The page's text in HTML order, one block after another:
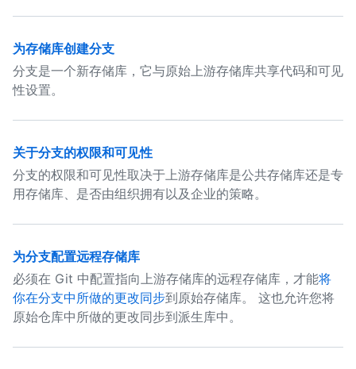
为存储库创建分支
分支是一个新存储库，它与原始上游存储库共享代码和可见
性设置。
关于分支的权限和可见性
分支的权限和可见性取决于上游存储库是公共存储库还是专
用存储库、是否由组织拥有以及企业的策略。
为分支配置远程存储库
必须在 Git 中配置指向上游存储库的远程存储库，才能将
你在分支中所做的更改同步到原始存储库。 这也允许您将
原始仓库中所做的更改同步到派生库中。